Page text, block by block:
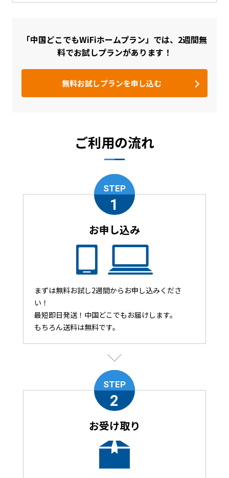
「中国どこでもWiFiホームプラン」では、2週間無
料でお試しプランがあります！
無料お試しプランを申し込む
ご利用の流れ
STEP
1
お申し込み
まずは無料お試し2週間からお申し込みくださ
い！
最短即日発送！中国どこでもお届けします。
もちろん送料は無料です。
STEP
2
お受け取り